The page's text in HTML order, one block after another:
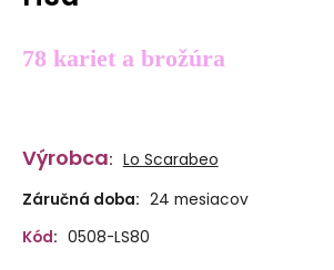
78 kariet a brožúra
Výrobca: Lo Scarabeo
Záručná doba: 24 mesiacov
Kód: 0508-LS80